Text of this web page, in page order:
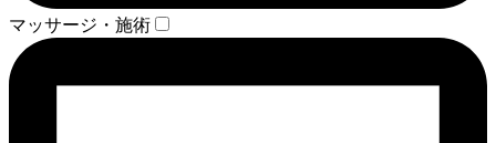
マッサージ・施術